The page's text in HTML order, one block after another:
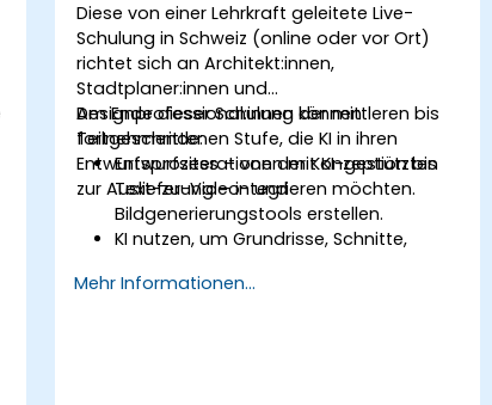
Diese von einer Lehrkraft geleitete Live-
Schulung in Schweiz (online oder vor Ort)
richtet sich an Architekt:innen,
Stadtplaner:innen und
Designprofessional:innen der mittleren bis
fortgeschrittenen Stufe, die KI in ihren
Entwurfsprozess – von der Konzeption bis
zur Auslieferung – integrieren möchten.
Am Ende dieser Schulung können
Teilnehmende:
Entwurfsiterationen mit KI-gestützten
Text-zu-Video- und
Bildgenerierungstools erstellen.
KI nutzen, um Grundrisse, Schnitte,
erstellen.
Mehr Informationen...